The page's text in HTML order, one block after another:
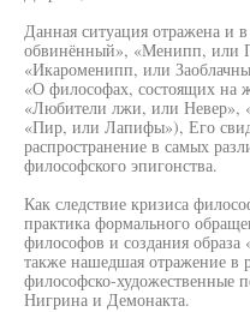
Данная ситуация отражена и
обвинённый», «Менипп, или
«Икароменипп, или
«О философах, состоящих на
«Любители лжи, или Невер»,
«Пир, или Лапифы»), Его
распространение в самых
философского эпигонства.
Как следствие кризиса
практика формального
философов и создания
также нашедшая отражение в
философско-художественные
Нигрина и Демонакта.